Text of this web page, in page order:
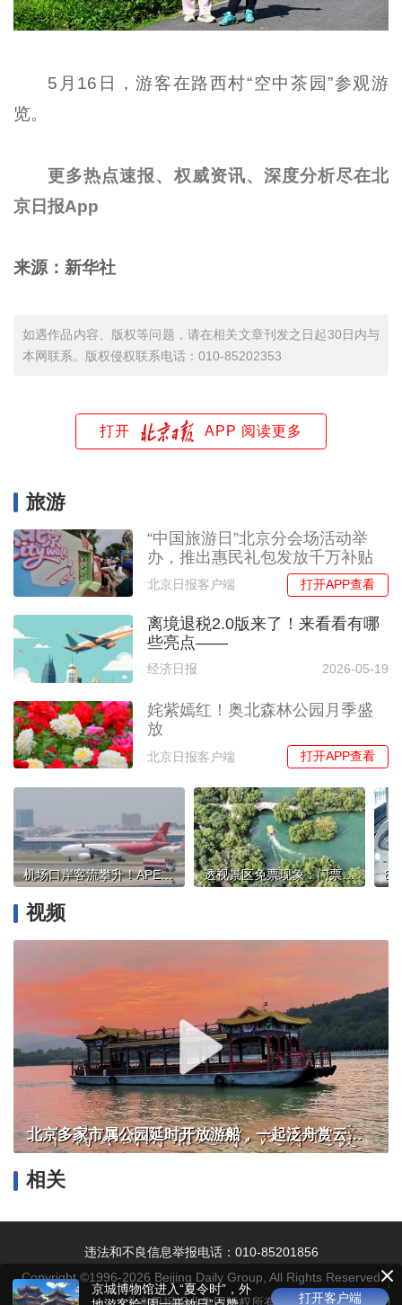
5月16日，游客在路西村“空中茶园”参观游
览。
更多热点速报、权威资讯、深度分析尽在北
京日报App
来源：新华社
如遇作品内容、版权等问题，请在相关文章刊发之日起30日内与
本网联系。版权侵权联系电话：010-85202353
打开 APP 阅读更多
旅游
“中国旅游日”北京分会场活动举
办，推出惠民礼包发放千万补贴
北京日报客户端 打开APP查看
离境退税2.0版来了！来看看有哪
些亮点——
经济日报 2026-05-19
姹紫嫣红！奥北森林公园月季盛
放
北京日报客户端 打开APP查看
机场口岸客流攀升！APEC中国年，深圳准备好了 透视景区免票现象：门票“做减法”，文旅“添活力”
视频
北京多家市属公园延时开放游船，一起泛舟赏云霞！
相关
违法和不良信息举报电话：010-85201856
Copyright ©1996-2026 Beijing Daily Group, All Rights Reserved
京城博物馆进入“夏令时”，外
打开客户端